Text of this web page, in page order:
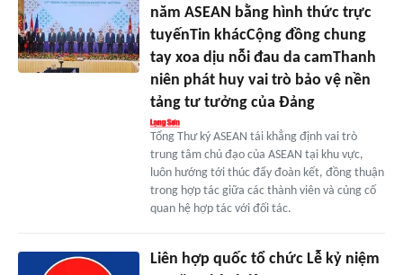
năm ASEAN bằng hình thức trực
tuyếnTin khácCộng đồng chung
tay xoa dịu nỗi đau da camThanh
niên phát huy vai trò bảo vệ nền
tảng tư tưởng của Đảng
Tổng Thư ký ASEAN tái khẳng định vai trò
trung tâm chủ đạo của ASEAN tại khu vực,
luôn hướng tới thúc đẩy đoàn kết, đồng thuận
trong hợp tác giữa các thành viên và củng cố
quan hệ hợp tác với đối tác.
Liên hợp quốc tổ chức Lễ kỷ niệm